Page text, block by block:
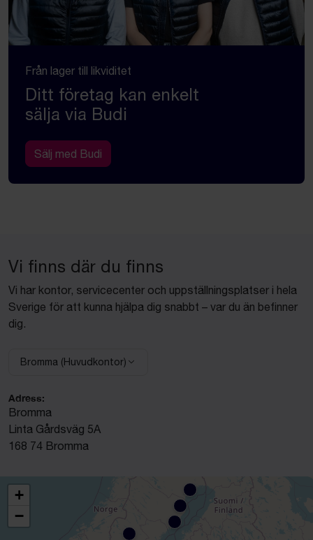
Från lager till likviditet
Ditt företag kan enkelt
sälja via Budi
Sälj med Budi
Vi finns där du finns
Vi har kontor, servicecenter och uppställningsplatser i hela
Sverige för att kunna hjälpa dig snabbt – var du än befinner
dig.
Välj anläggning:
Bromma (Huvudkontor)
Adress:
Bromma
Linta Gårdsväg 5A
168 74 Bromma
+
−